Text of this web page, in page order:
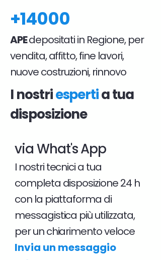
+14000
APEdepositati in Regione, per
vendita, affitto, fine lavori,
nuove costruzioni, rinnovo
I nostriespertia tua
disposizione
via What's App
I nostri tecnici a tua
completa disposizione 24 h
con la piattaforma di
messagistica più utilizzata,
per un chiarimento veloce
Invia un messaggio